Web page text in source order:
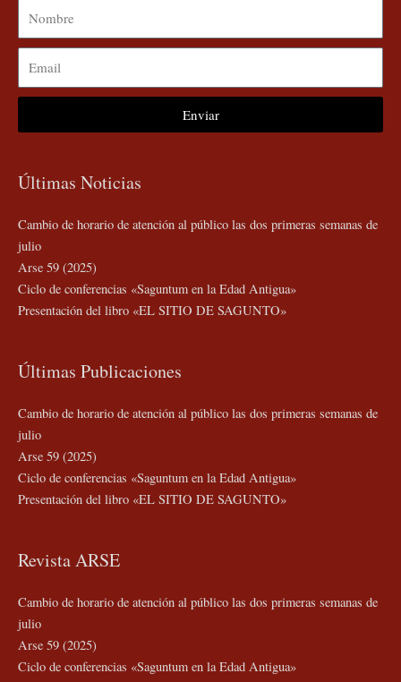
Enviar
Últimas Noticias
Cambio de horario de atención al público las dos primeras semanas de
julio
Arse 59 (2025)
Ciclo de conferencias «Saguntum en la Edad Antigua»
Presentación del libro «EL SITIO DE SAGUNTO»
Últimas Publicaciones
Cambio de horario de atención al público las dos primeras semanas de
julio
Arse 59 (2025)
Ciclo de conferencias «Saguntum en la Edad Antigua»
Presentación del libro «EL SITIO DE SAGUNTO»
Revista ARSE
Cambio de horario de atención al público las dos primeras semanas de
julio
Arse 59 (2025)
Ciclo de conferencias «Saguntum en la Edad Antigua»